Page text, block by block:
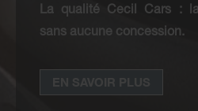
La qualité Cecil Cars :
sans aucune concession.